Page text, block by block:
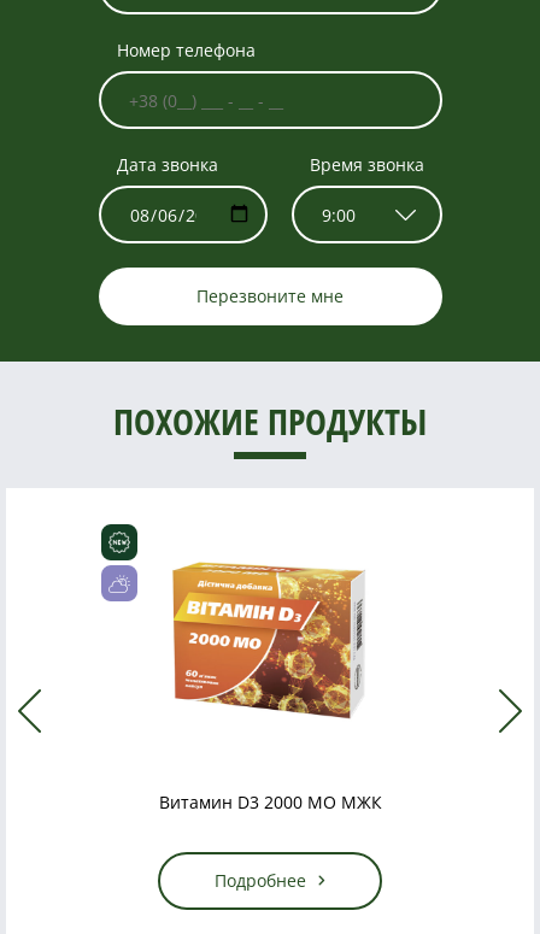
Номер телефона
Дата звонка Время звонка
ПОХОЖИЕ ПРОДУКТЫ
Витамин D3 2000 МО МЖК
Подробнее